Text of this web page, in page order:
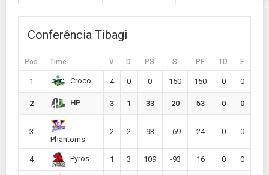
Conferência Tibagi
Pos Time V D PS S PF TD E
1 Croco 4 0 0 150 150 0 0
2 HP 3 1 33 20 53 0 0
3
Phantoms
2 2 93 -69 24 0 0
4 Pyros 1 3 109 -93 16 0 0